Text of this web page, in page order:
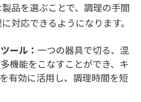
品を選ぶことで、調理の手間
対応できるようになります。
ール： 一つの器具で切る、混
機能をこなすことができ、キ
有効に活用し、調理時間を短